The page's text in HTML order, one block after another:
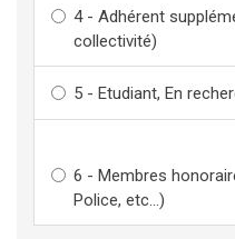
4 - Adhérent
collectivité)
5 - Etudiant, En
6 - Membres
Police, etc...)